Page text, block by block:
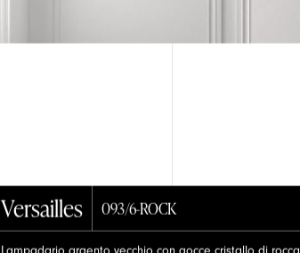
Versailles 093/6-ROCK